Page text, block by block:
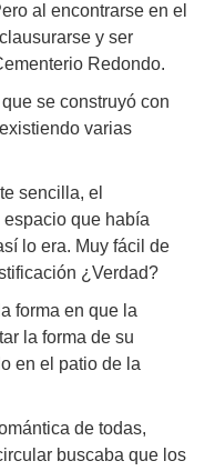
al encontrarse en el
y ser
Redondo.
se construyó con
varias
sencilla, el
que había
lo era. Muy fácil de
¿Verdad?
forma en que la
la forma de su
en el patio de la
de todas,
buscaba que los